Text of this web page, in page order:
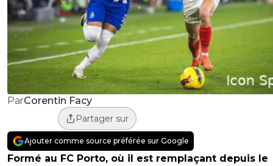
ParCorentin Facy
Partager sur
Ajouter comme source préférée sur Google
Formé au FC Porto, où il est remplaçant depuis le